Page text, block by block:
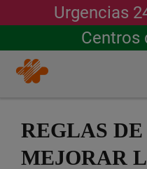
contenido
Urgencias
Centros
REGLAS
MEJORAR